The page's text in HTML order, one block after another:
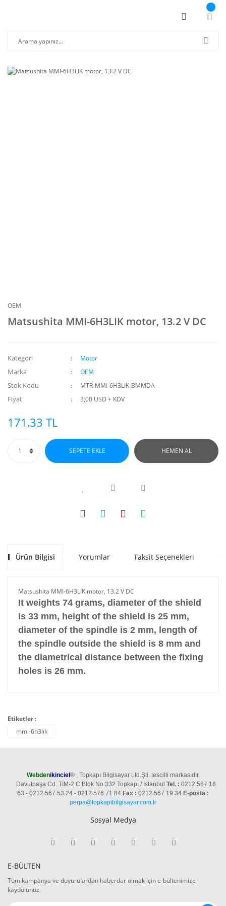
OEM
Matsushita MMI-6H3LIK motor, 13.2 V DC
Kategori Motor
Marka OEM
Stok Kodu MTR-MMI-6H3LIK-BMMDA
Fiyat 3,00 USD + KDV
171,33 TL
SEPETE EKLE HEMEN AL
Ürün Bilgisi Yorumlar Taksit Seçenekleri
Matsushita MMI-6H3LIK motor, 13.2 V DC
It weights 74 grams, diameter of the shield
is 33 mm, height of the shield is 25 mm,
diameter of the spindle is 2 mm, length of
the spindle outside the shield is 8 mm and
the diametrical distance between the fixing
holes is 26 mm.
Etiketler :
mmı-6h3lık
Webdenikinciel ®, Topkapı Bilgisayar Ltd.Şti. tescilli markasıdır.
Davutpaşa Cd. TİM-2 C Blok No:332 Topkapı / Istanbul Tel. : 0212 567 18
63 - 0212 567 53 24 - 0212 576 71 84 Fax : 0212 567 19 34 E-posta :
perpa@topkapibilgisayar.com.tr
Sosyal Medya
E-BÜLTEN
Tüm kampanya ve duyurulardan haberdar olmak için e-bültenimize
kaydolunuz.